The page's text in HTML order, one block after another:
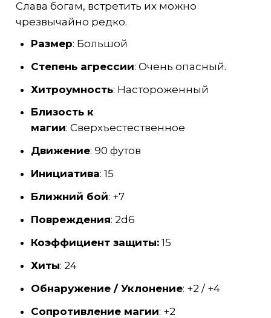
Слава богам, встретить их можно
чрезвычайно редко.
Размер: Большой
Степень агрессии: Очень опасный.
Хитроумность: Настороженный
Близость к
магии: Сверхъестественное
Движение: 90 футов
Инициатива: 15
Ближний бой: +7
Повреждения: 2d6
Коэффициент защиты:15
Хиты: 24
Обнаружение / Уклонение: +2 / +4
Сопротивление магии: +2